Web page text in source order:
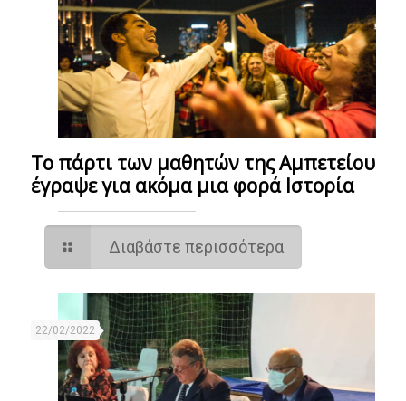
Το πάρτι των μαθητών της Αμπετείου
έγραψε για ακόμα μια φορά Ιστορία
Διαβάστε περισσότερα
22/02/2022